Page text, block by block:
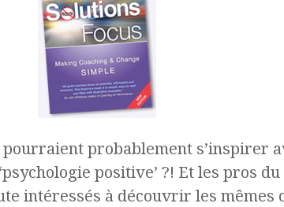
probablement s’inspirer
positive’ ?! Et les pros
intéressés à découvrir les mêmes